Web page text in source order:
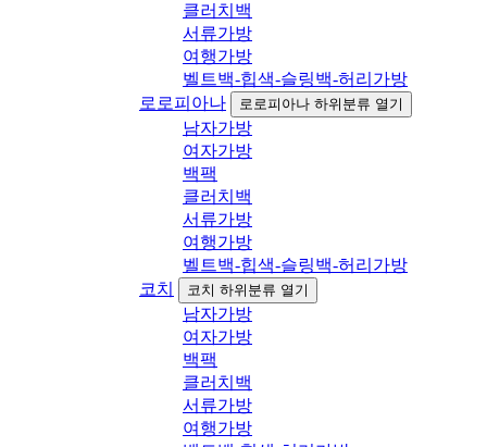
클러치백
서류가방
여행가방
벨트백-힙색-슬링백-허리가방
로로피아나
로로피아나 하위분류 열기
남자가방
여자가방
백팩
클러치백
서류가방
여행가방
벨트백-힙색-슬링백-허리가방
코치
코치 하위분류 열기
남자가방
여자가방
백팩
클러치백
서류가방
여행가방